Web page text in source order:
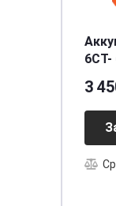
6СТ-
3